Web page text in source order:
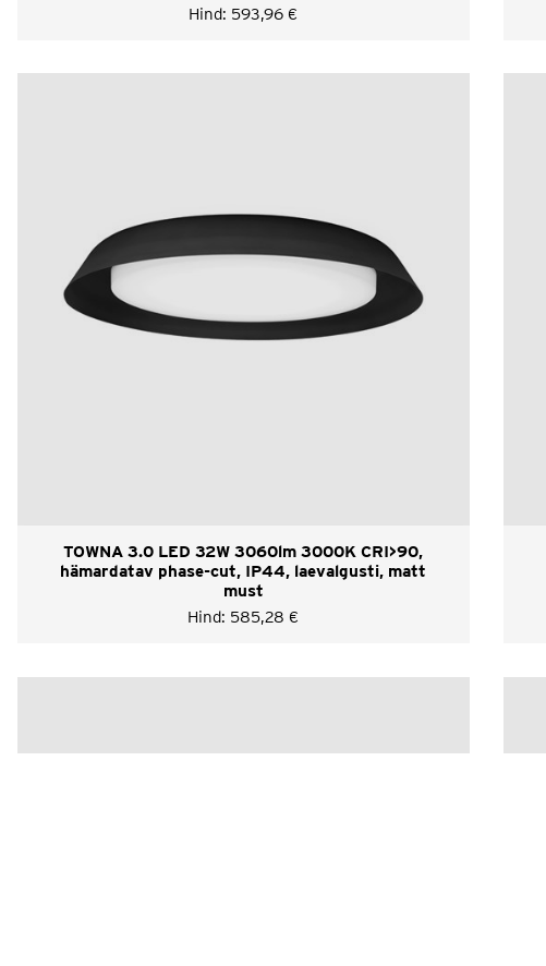
Hind: 593,96 €
TOWNA 3.0 LED 32W 3060lm 3000K CRI>90,
hämardatav phase-cut, IP44, laevalgusti, matt
must
Hind: 585,28 €